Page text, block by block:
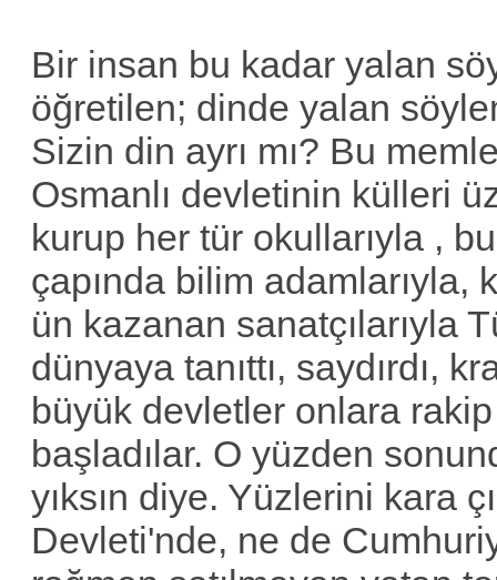
Bir insan bu kadar yalan
öğretilen; dinde yalan
Sizin din ayrı mı? Bu
Osmanlı devletinin külleri
kurup her tür okullarıyla ,
çapında bilim adamlarıyla,
ün kazanan sanatçılarıyla
dünyaya tanıttı, saydırdı,
büyük devletler onlara
başladılar. O yüzden
yıksın diye. Yüzlerini kara
Devleti'nde, ne de